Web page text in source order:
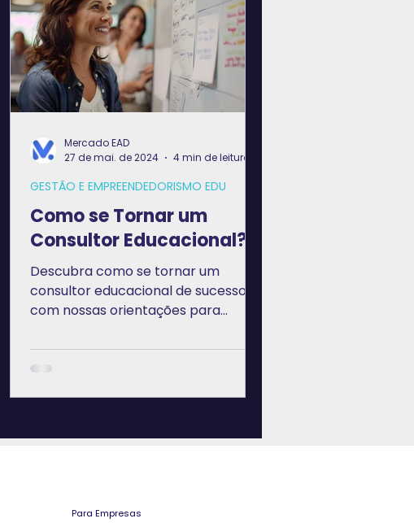
Como se Tornar um
Consultor Educacional?
Descubra como se tornar um
consultor educacional de sucesso
com nossas orientações para
GESTÃO E EMPREENDEDORISMO EDU
Mercado EAD
27 de mai. de 2024
4 min de leitura
Para Empresas